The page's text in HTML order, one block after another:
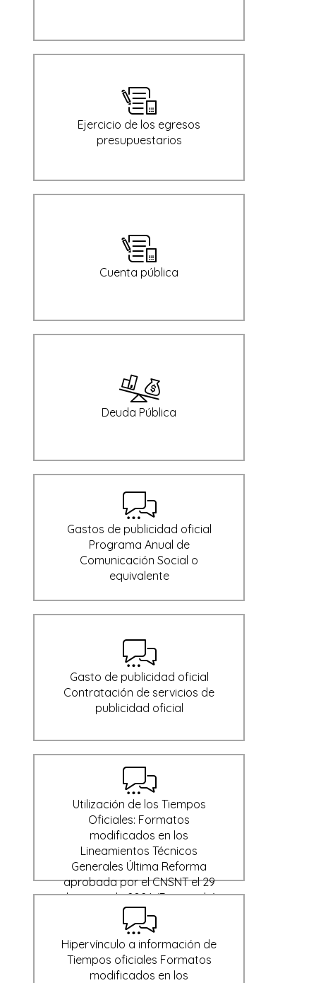
Ejercicio de los egresos
presupuestarios
Cuenta pública
Deuda Pública
Gastos de publicidad oficial
Programa Anual de
Comunicación Social o
equivalente
Gasto de publicidad oficial
Contratación de servicios de
publicidad oficial
Utilización de los Tiempos
Oficiales: Formatos
modificados en los
Lineamientos Técnicos
Generales Última Reforma
aprobada por el CNSNT el 29
de enero de 2024 (Derogado)
Hipervínculo a información de
Tiempos oficiales Formatos
modificados en los